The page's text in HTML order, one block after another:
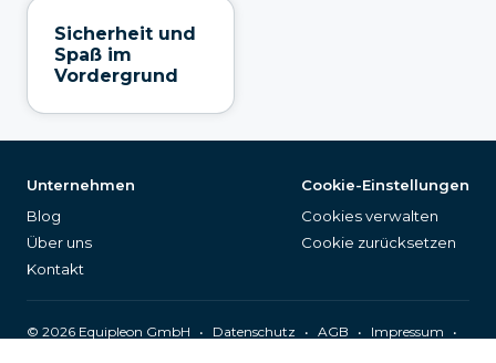
Sicherheit und
Spaß im
Vordergrund
Unternehmen
Blog
Über uns
Kontakt
Cookie-Einstellungen
Cookies verwalten
Cookie zurücksetzen
© 2026 Equipleon GmbH • Datenschutz • AGB • Impressum
•